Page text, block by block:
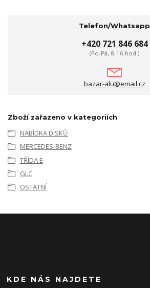
Telefon/Whatsapp
+420 721 846 684
(Po-Pá, 8-16 hod.)
bazar-alu@email.cz
Zboží zařazeno v kategoriích
NABÍDKA DISKŮ
MERCEDES-BENZ
TŘÍDA E
GLC
OSTATNÍ
KDE NÁS NAJDETE